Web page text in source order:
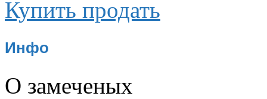
Купить продать
Инфо
О замеченых